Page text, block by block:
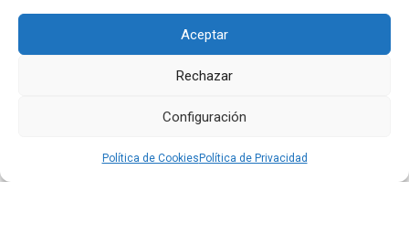
Aceptar
Rechazar
Configuración
Política de Cookies Política de Privacidad
OtrasNoticias